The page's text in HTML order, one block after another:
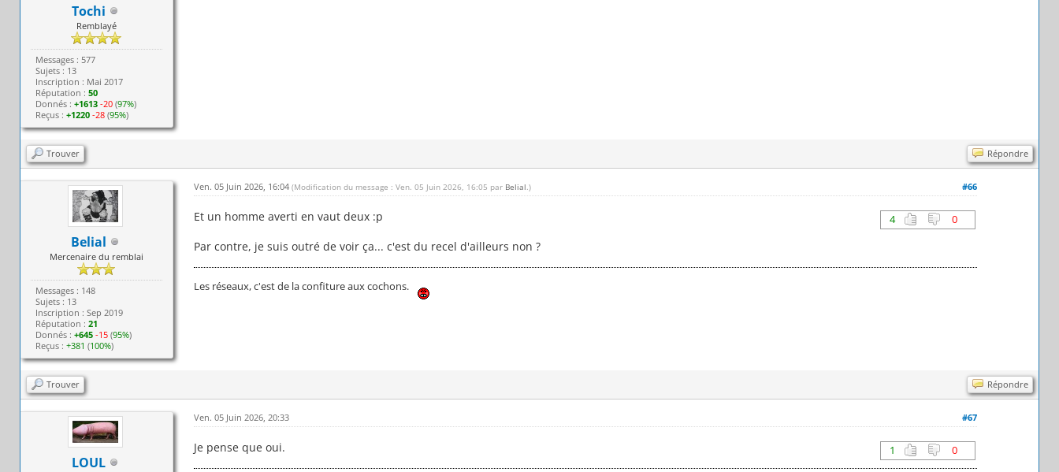
Tochi
Remblayé
Messages : 577
Sujets : 13
Inscription : Mai 2017
Réputation : 50
Donnés : +1613 -20(97%)
Reçus : +1220 -28(95%)
Trouver Répondre
Belial
Mercenaire du remblai
Messages : 148
Sujets : 13
Inscription : Sep 2019
Réputation : 21
Donnés : +645 -15(95%)
Reçus : +381 (100%)
#66
Ven. 05 Juin 2026, 16:04 (Modification du message : Ven. 05 Juin 2026, 16:05 par Belial .)
4 0
Et un homme averti en vaut deux :p
Par contre, je suis outré de voir ça... c'est du recel d'ailleurs non ?
Les réseaux, c'est de la confiture aux cochons.
Trouver Répondre
LOUL
#67
Ven. 05 Juin 2026, 20:33
1 0
Je pense que oui.